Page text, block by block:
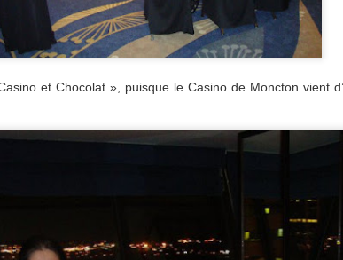
et Chocolat », puisque le Casino de Moncton vient